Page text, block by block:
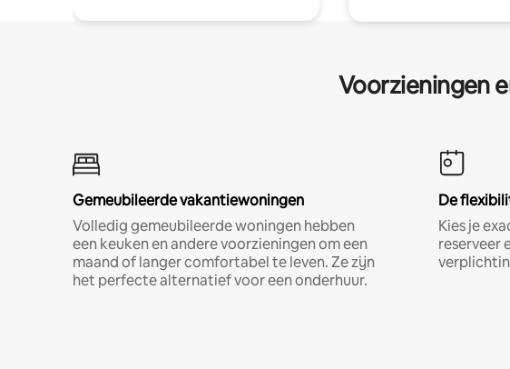
Voorzieningen
Gemeubileerde vakantiewoningen
Volledig gemeubileerde woningen hebben
een keuken en andere voorzieningen om een
maand of langer comfortabel te leven. Ze zijn
het perfecte alternatief voor een onderhuur.
De
Kies je
reserveer